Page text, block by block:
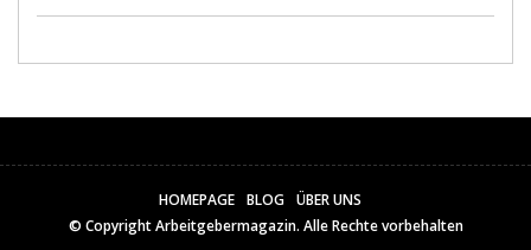
HOMEPAGE BLOG
ÜBER UNS
© CopyrightArbeitgebermagazin. Alle Rechte vorbehalten